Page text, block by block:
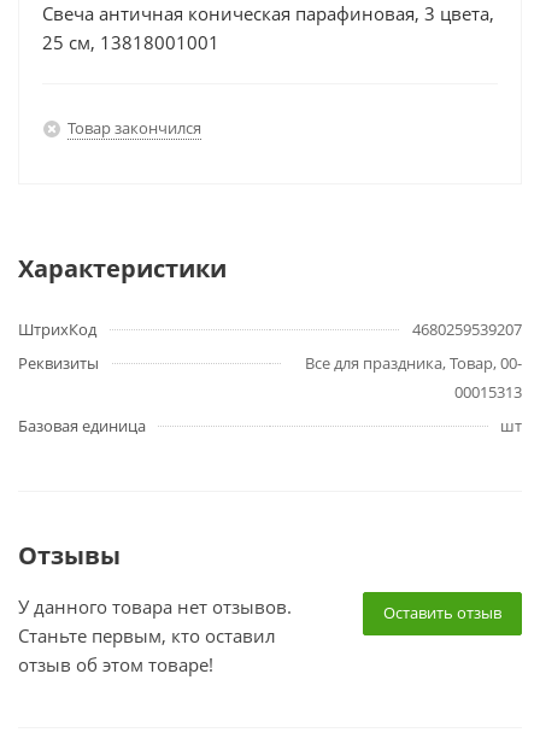
Свеча античная коническая парафиновая, 3 цвета,
25 см, 13818001001
Товар закончился
Характеристики
ШтрихКод
4680259539207
Реквизиты
Все для праздника, Товар, 00-
00015313
Базовая единица
шт
Отзывы
Оставить отзыв
У данного товара нет отзывов.
Станьте первым, кто оставил
отзыв об этом товаре!